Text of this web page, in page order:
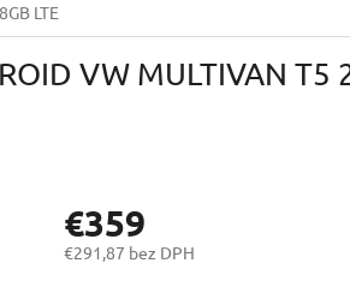
LTE
VW MULTIVAN T5
€359
€291,87 bez DPH